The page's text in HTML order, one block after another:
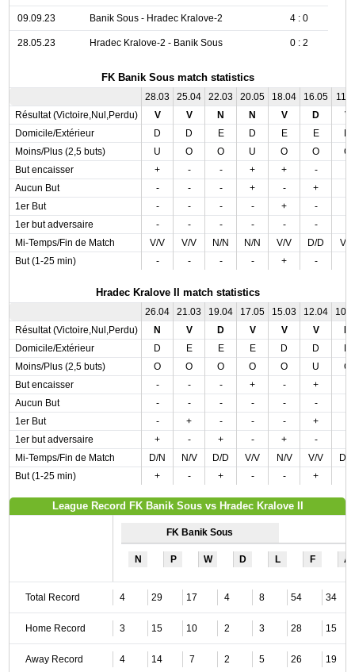
09.09.23 Banik Sous - Hradec Kralove-2 4 : 0
28.05.23 Hradec Kralove-2 - Banik Sous 0 : 2
FK Banik Sous match statistics
28.03 25.04 22.03 20.05 18.04 16.05
Résultat (Victoire,Nul,Perdu)
V V N N V D
V
Domicile/Extérieur
D D E D E E
Moins/Plus (2,5 buts)
U O O U O O
O
But encaisser
+ - - + + -
Aucun But
- - - + - +
1er But
- - - - + -
1er but adversaire
- - - - - -
Mi-Temps/Fin de Match
V/V V/V N/N N/N V/V D/D
V/V
But (1-25 min)
- - - - + -
Hradec Kralove II match statistics
26.04 21.03 19.04 17.05 15.03 12.04
Résultat (Victoire,Nul,Perdu)
N V D V V V
Domicile/Extérieur
D E E E D D
Moins/Plus (2,5 buts)
O O O O O U
O
But encaisser
- - - + - +
Aucun But
- - - - - -
1er But
- + - - - +
1er but adversaire
+ - + - + -
Mi-Temps/Fin de Match
D/N N/V D/D V/V N/V V/V
D/
But (1-25 min)
+ - + - - +
League Record FK Banik Sous vs Hradec Kralove II
FK Banik Sous
N P W D L F A
Total Record 4 29 17 4 8 54 34
Home Record 3 15 10 2 3 28 15
Away Record 4 14 7 2 5 26 19